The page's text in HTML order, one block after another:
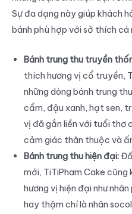
Sự đa dạng này giúp khách
bánh phù hợp với sở thích
Bánh trung thu truyền
thích hương vị cổ truyền,
những dòng bánh trung
cẩm, đậu xanh, hạt sen,
vị đã gắn liền với tuổi thơ
cảm giác thân thuộc và
Bánh trung thu hiện đại:
mới, TiTiPham Cake cũng
hương vị hiện đại như
hay thậm chí là nhân